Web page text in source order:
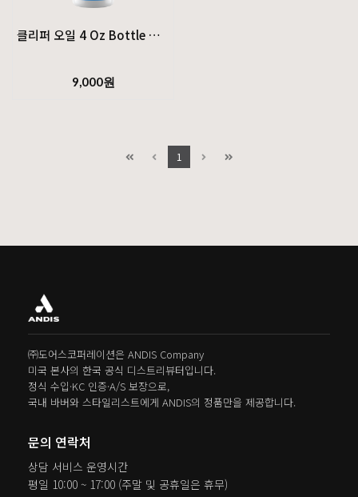
클리퍼 오일 4 Oz Bottle Oil-Complete
필요한 제품으로, 기기의 수명을 연장하고 블레이드를
전원을 끄고 남은 오일을 닦아냅니다.
9,000원
1
㈜도어스코퍼레이션은 ANDIS Company
미국 본사의 한국 공식 디스트리뷰터입니다.
정식 수입·KC 인증·A/S 보장으로,
국내 바버와 스타일리스트에게 ANDIS의 정품만을 제공합니다.
문의 연락처
상담 서비스 운영시간
평일 10:00 ~ 17:00 (주말 및 공휴일은 휴무)